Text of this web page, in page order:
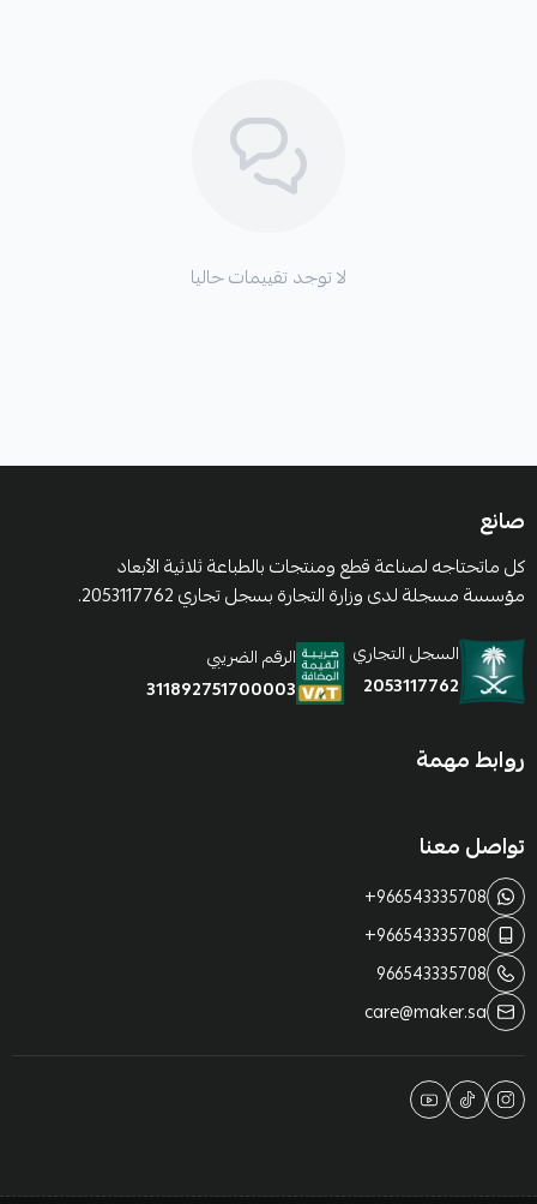
لا توجد تقييمات حاليا
صانع
كل ماتحتاجه لصناعة قطع ومنتجات بالطباعة ثلاثية الأبعاد
مؤسسة مسجلة لدى وزارة التجارة بسجل تجاري 2053117762.
السجل التجاري
2053117762
الرقم الضريبي
311892751700003
روابط مهمة
تواصل معنا
+966543335708
+966543335708
966543335708
care@maker.sa